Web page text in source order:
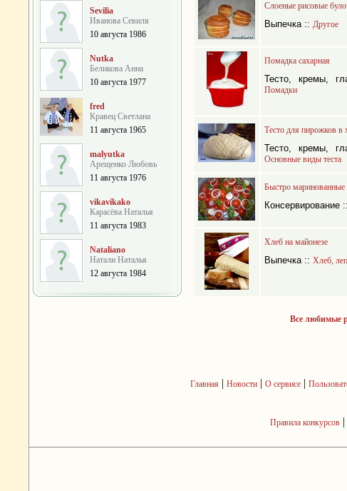
Sevilia
Иванова Севиля
10 августа 1986
Nutka
Беликова Анна
10 августа 1977
fred
Кравец Светлана
11 августа 1965
malyutka
Арещенко Любовь
11 августа 1976
vikavikako
Карасёва Наталья
11 августа 1983
Nataliano
Натали Наталья
12 августа 1984
Слоеные рисовые
Выпечка:: Другое
Помадка сахарная
Тесто, кремы,
Помадки
Тесто для пирожков в
Тесто, кремы,
Основные виды теста
Быстро
Консервирование ::
Хлеб на майонезе
Выпечка:: Хлеб,
Все любимые
Главная | Новости| О сервисе|
Правила конкурсов |